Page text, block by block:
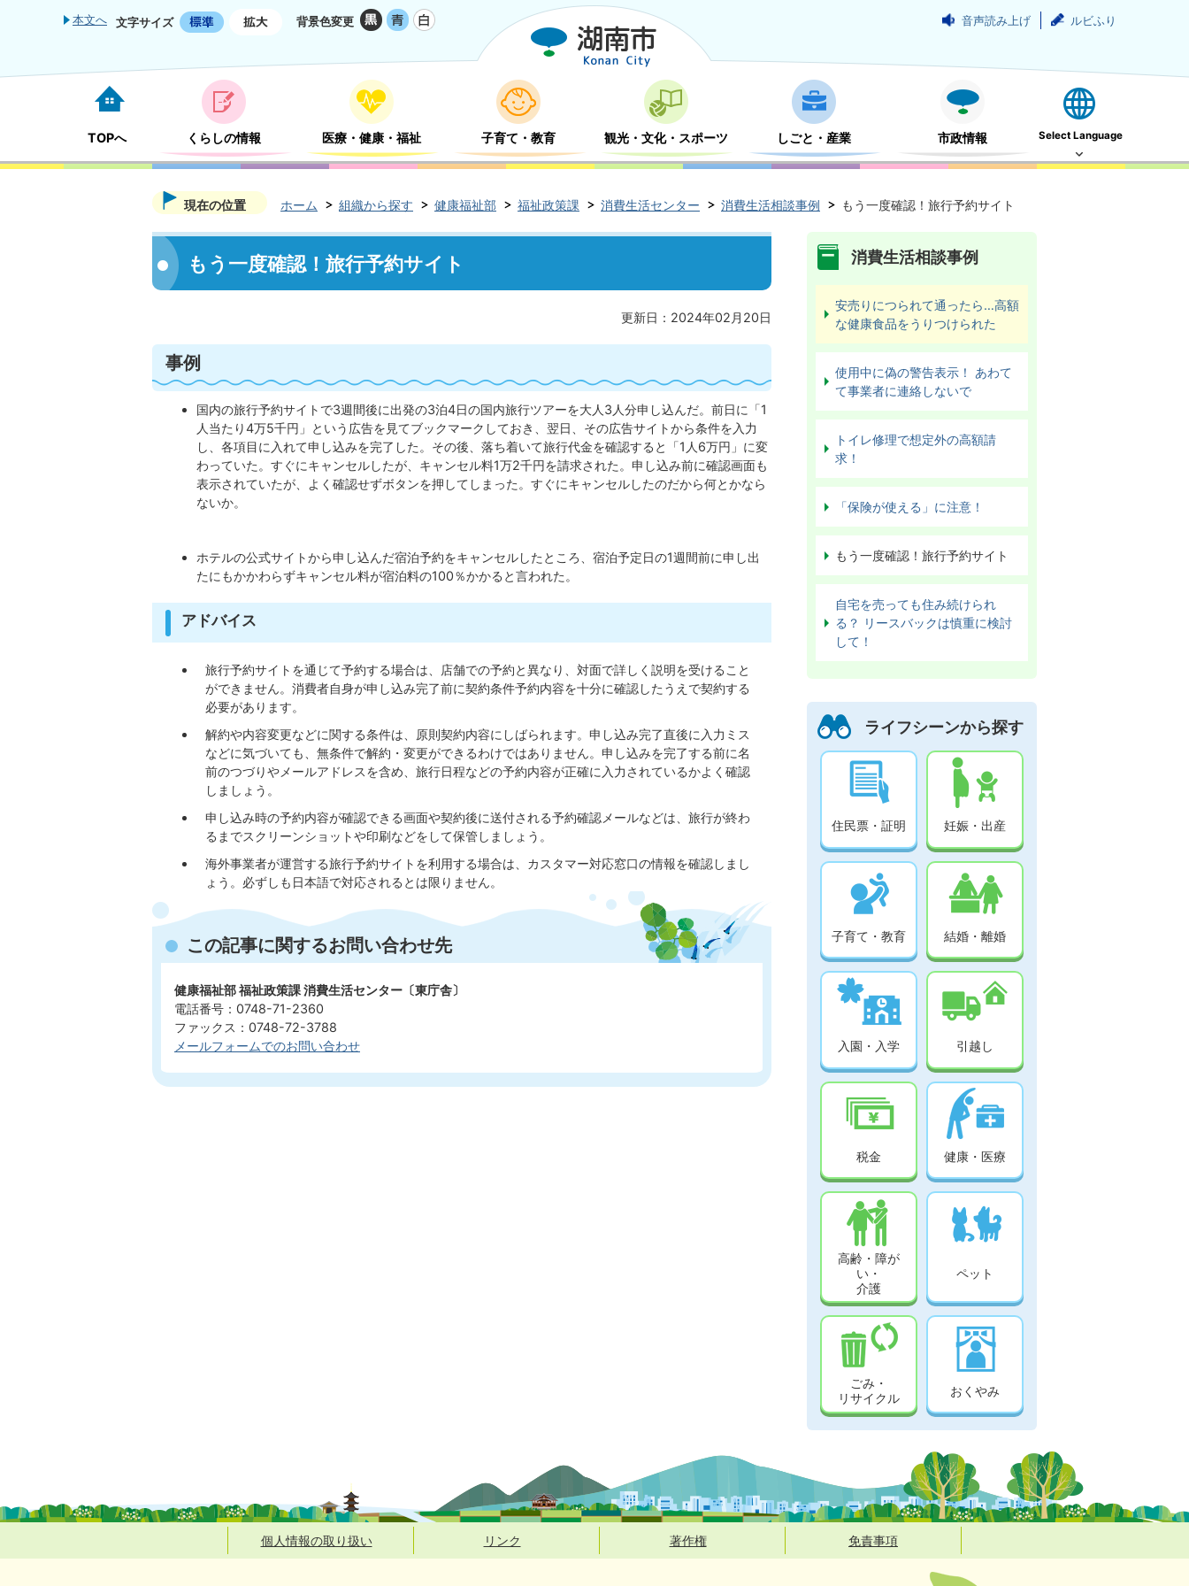
本文へ 文字サイズ 背景色変更 音声読み上げ ルビふり
TOPへ くらしの情報 医療・健康・福祉 子育て・教育 観光・文化・スポーツ しごと・産業 市政情報 Select Language
現在の位置 ホーム 組織から探す 健康福祉部 福祉政策課 消費生活センター 消費生活相談事例 もう一度確認！旅行予約サイト
もう一度確認！旅行予約サイト
更新日：2024年02月20日
事例
国内の旅行予約サイトで3週間後に出発の3泊4日の国内旅行ツアーを大人3人分申し込んだ。前日に「1
人当たり4万5千円」という広告を見てブックマークしておき、翌日、その広告サイトから条件を入力
し、各項目に入れて申し込みを完了した。その後、落ち着いて旅行代金を確認すると「1人6万円」に変
わっていた。すぐにキャンセルしたが、キャンセル料1万2千円を請求された。申し込み前に確認画面も
表示されていたが、よく確認せずボタンを押してしまった。すぐにキャンセルしたのだから何とかなら
ないか。
ホテルの公式サイトから申し込んだ宿泊予約をキャンセルしたところ、宿泊予定日の1週間前に申し出
たにもかかわらずキャンセル料が宿泊料の100％かかると言われた。
アドバイス
旅行予約サイトを通じて予約する場合は、店舗での予約と異なり、対面で詳しく説明を受けること
ができません。消費者自身が申し込み完了前に契約条件予約内容を十分に確認したうえで契約する
必要があります。
解約や内容変更などに関する条件は、原則契約内容にしばられます。申し込み完了直後に入力ミス
などに気づいても、無条件で解約・変更ができるわけではありません。申し込みを完了する前に名
前のつづりやメールアドレスを含め、旅行日程などの予約内容が正確に入力されているかよく確認
しましょう。
申し込み時の予約内容が確認できる画面や契約後に送付される予約確認メールなどは、旅行が終わ
るまでスクリーンショットや印刷などをして保管しましょう。
海外事業者が運営する旅行予約サイトを利用する場合は、カスタマー対応窓口の情報を確認しまし
ょう。必ずしも日本語で対応されるとは限りません。
この記事に関するお問い合わせ先
健康福祉部 福祉政策課 消費生活センター〔東庁舎〕
電話番号：0748-71-2360
ファックス：0748-72-3788
メールフォームでのお問い合わせ
消費生活相談事例
安売りにつられて通ったら…高額
な健康食品をうりつけられた
使用中に偽の警告表示！ あわて
て事業者に連絡しないで
トイレ修理で想定外の高額請
求！
「保険が使える」に注意！
もう一度確認！旅行予約サイト
自宅を売っても住み続けられ
る？ リースバックは慎重に検討
して！
ライフシーンから探す
住民票・証明 妊娠・出産
子育て・教育 結婚・離婚
入園・入学 引越し
税金 健康・医療
高齢・障が
い・
介護
ペット
ごみ・
リサイクル
おくやみ
個人情報の取り扱い リンク 著作権 免責事項